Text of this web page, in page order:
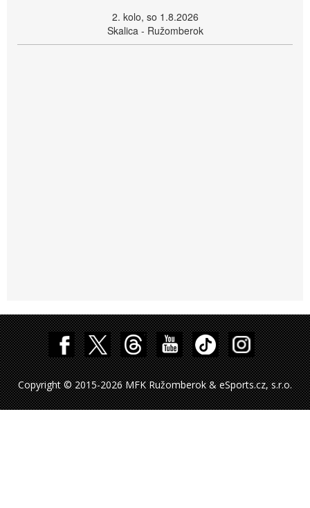
2. kolo, so 1.8.2026
Skalica - Ružomberok
Copyright © 2015-2026 MFK Ružomberok & eSports.cz, s.r.o.